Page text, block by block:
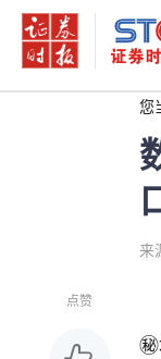
您
来
点赞